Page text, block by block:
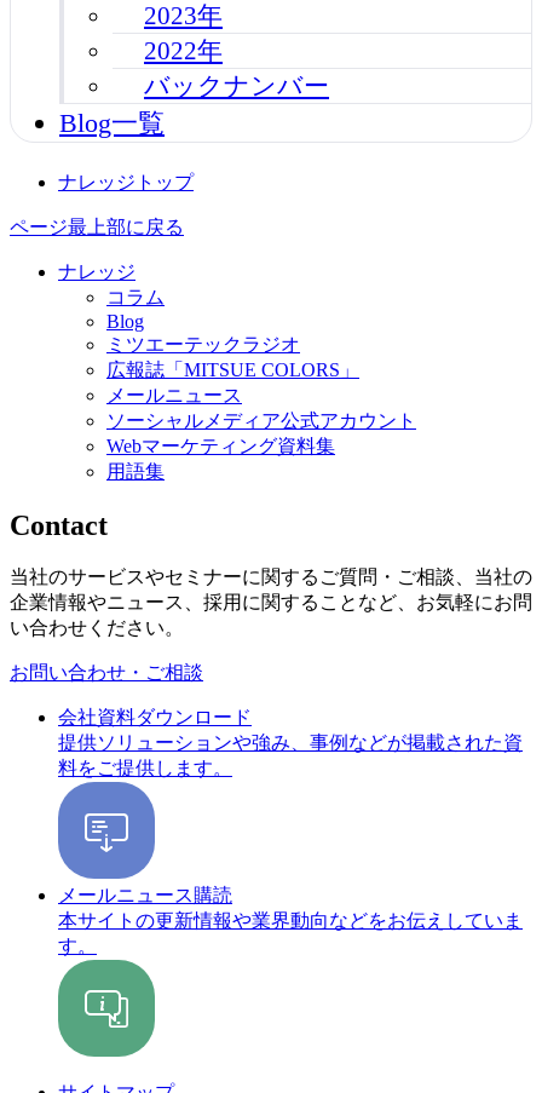
2023年
2022年
バックナンバー
Blog一覧
ナレッジトップ
ページ最上部に戻る
ナレッジ
コラム
Blog
ミツエーテックラジオ
広報誌「MITSUE COLORS」
メールニュース
ソーシャルメディア公式アカウント
Webマーケティング資料集
用語集
Contact
当社のサービスやセミナーに関するご質問・ご相談、当社の
企業情報やニュース、採用に関することなど、お気軽にお問
い合わせください。
お問い合わせ・ご相談
会社資料ダウンロード
提供ソリューションや強み、事例などが掲載された資
料をご提供します。
メールニュース購読
本サイトの更新情報や業界動向などをお伝えしていま
す。